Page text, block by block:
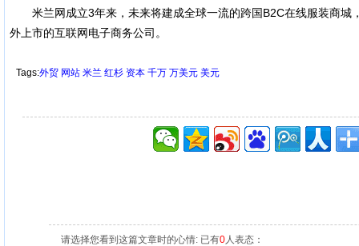
米兰网成立3年来，未来将建成全球一流的跨国B2C在线服装商城
外上市的互联网电子商务公司。
Tags:外贸 网站 米兰 红杉 资本 千万 万美元 美元
请选择您看到这篇文章时的心情: 已有0人表态：